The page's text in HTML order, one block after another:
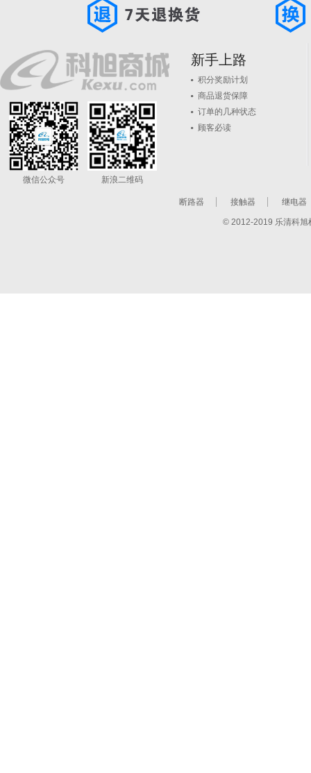
微信公众号 新浪二维码
新手上路
积分奖励计划
商品退货保障
订单的几种状态
顾客必读
断路器 接触器 继电器
© 2012-2019 乐清科旭